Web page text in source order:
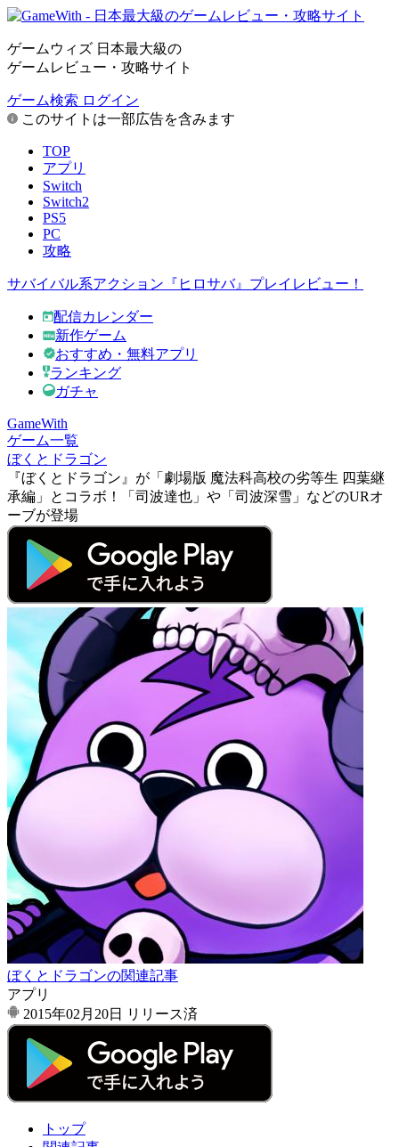
ゲームウィズ 日本最大級の
ゲームレビュー・攻略サイト
ゲーム検索 ログイン
このサイトは一部広告を含みます
TOP
アプリ
Switch
Switch2
PS5
PC
攻略
サバイバル系アクション『ヒロサバ』プレイレビュー！
配信カレンダー
新作ゲーム
おすすめ・無料アプリ
ランキング
ガチャ
GameWith
ゲーム一覧
ぼくとドラゴン
『ぼくとドラゴン』が「劇場版 魔法科高校の劣等生 四葉継
承編」とコラボ！「司波達也」や「司波深雪」などのURオ
ーブが登場
ぼくとドラゴンの関連記事
アプリ
2015年02月20日
リリース済
トップ